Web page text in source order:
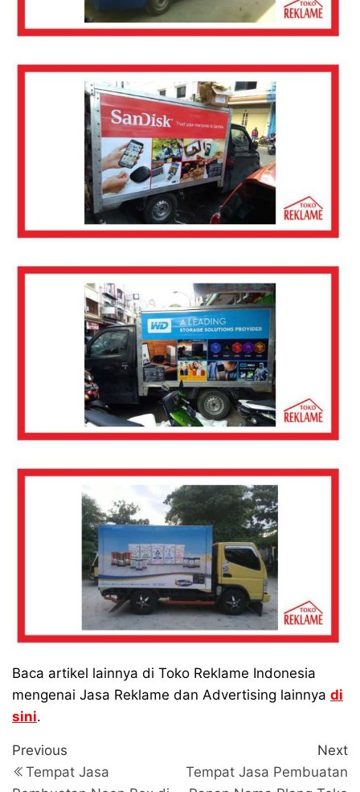
Baca artikel lainnya di Toko Reklame Indonesia
mengenai Jasa Reklame dan Advertising lainnya di
sini.
Navigasi
pos
Previous
Post
Previous
Tempat Jasa
Next
Tempat Jasa Pembuatan